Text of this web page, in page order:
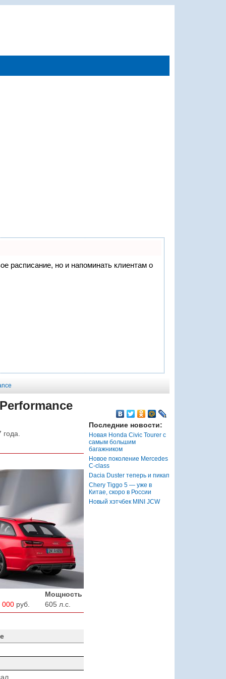
расписание, но и напоминать клиентам о
Мощность
000руб. 605 л.с.
Последние новости:
Новая Honda Civic Tourer с
самым большим
багажником
Новое поколение Mercedes
C-class
Dacia Duster теперь и пикап
Chery Tiggo 5 — уже в
Китае, скоро в России
Новый хэтчбек MINI JCW